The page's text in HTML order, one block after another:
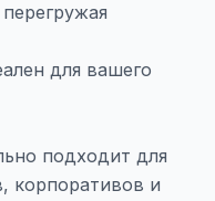
для вашего
подходит для
корпоративов и